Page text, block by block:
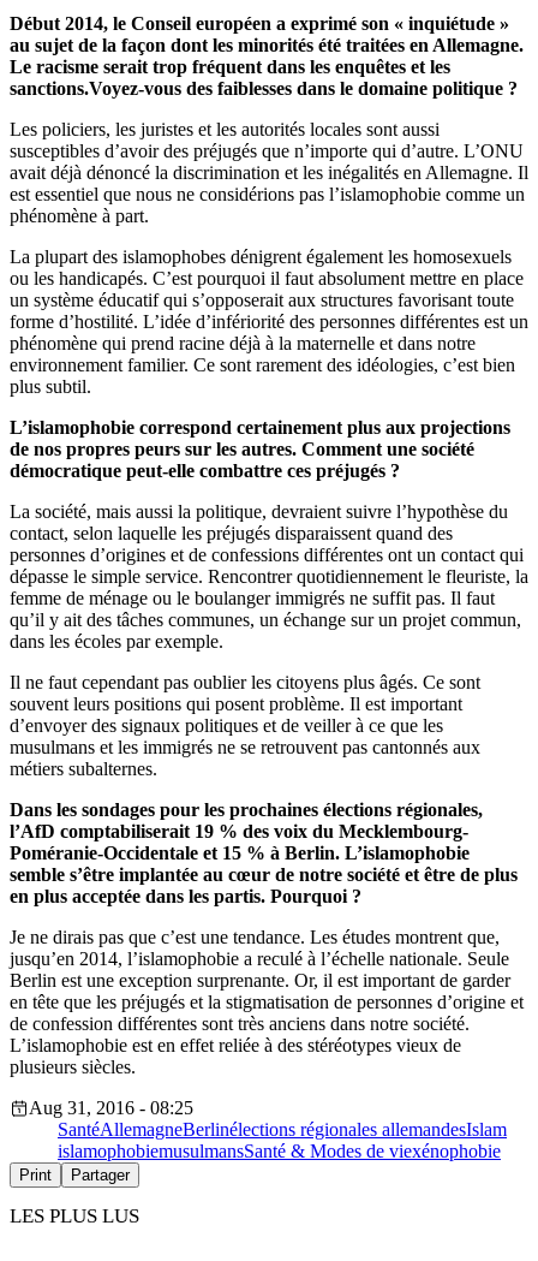
Début 2014, le Conseil européen a exprimé son « inquiétude »
au sujet de la façon dont les minorités été traitées en Allemagne.
Le racisme serait trop fréquent dans les enquêtes et les
sanctions.Voyez-vous des faiblesses dans le domaine politique ?
Les policiers, les juristes et les autorités locales sont aussi
susceptibles d’avoir des préjugés que n’importe qui d’autre. L’ONU
avait déjà dénoncé la discrimination et les inégalités en Allemagne. Il
est essentiel que nous ne considérions pas l’islamophobie comme un
phénomène à part.
La plupart des islamophobes dénigrent également les homosexuels
ou les handicapés. C’est pourquoi il faut absolument mettre en place
un système éducatif qui s’opposerait aux structures favorisant toute
forme d’hostilité. L’idée d’infériorité des personnes différentes est un
phénomène qui prend racine déjà à la maternelle et dans notre
environnement familier. Ce sont rarement des idéologies, c’est bien
plus subtil.
L’islamophobie correspond certainement plus aux projections
de nos propres peurs sur les autres. Comment une société
démocratique peut-elle combattre ces préjugés ?
La société, mais aussi la politique, devraient suivre l’hypothèse du
contact, selon laquelle les préjugés disparaissent quand des
personnes d’origines et de confessions différentes ont un contact qui
dépasse le simple service. Rencontrer quotidiennement le fleuriste, la
femme de ménage ou le boulanger immigrés ne suffit pas. Il faut
qu’il y ait des tâches communes, un échange sur un projet commun,
dans les écoles par exemple.
Il ne faut cependant pas oublier les citoyens plus âgés. Ce sont
souvent leurs positions qui posent problème. Il est important
d’envoyer des signaux politiques et de veiller à ce que les
musulmans et les immigrés ne se retrouvent pas cantonnés aux
métiers subalternes.
Dans les sondages pour les prochaines élections régionales,
l’AfD comptabiliserait 19 % des voix du Mecklembourg-
Poméranie-Occidentale et 15 % à Berlin. L’islamophobie
semble s’être implantée au cœur de notre société et être de plus
en plus acceptée dans les partis. Pourquoi ?
Je ne dirais pas que c’est une tendance. Les études montrent que,
jusqu’en 2014, l’islamophobie a reculé à l’échelle nationale. Seule
Berlin est une exception surprenante. Or, il est important de garder
en tête que les préjugés et la stigmatisation de personnes d’origine et
de confession différentes sont très anciens dans notre société.
L’islamophobie est en effet reliée à des stéréotypes vieux de
plusieurs siècles.
Aug 31, 2016 - 08:25
SantéAllemagneBerlinélections régionales allemandesIslam
islamophobiemusulmansSanté & Modes de viexénophobie
Print Partager
LES PLUS LUS